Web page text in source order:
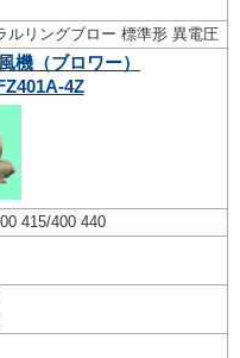
ルリングブロー 標準形 異電圧
機（ブロワー）
4Z
415/400 440